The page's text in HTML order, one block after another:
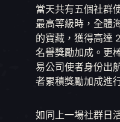
當天共有五個社群
最高等級時，全體
的寶藏，獲得高達
名譽獎勵加成。更
易公司使者身份出
者累積獎勵加成進
如同上一場社群日